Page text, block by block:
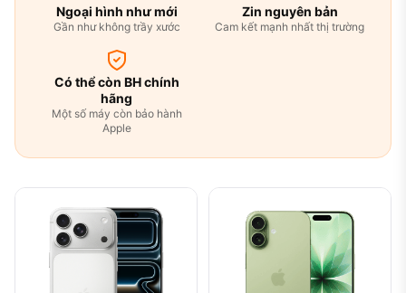
Ngoại hình như mới
Gần như không trầy xước
Zin nguyên bản
Cam kết mạnh nhất thị trường
Có thể còn BH chính
hãng
Một số máy còn bảo hành
Apple